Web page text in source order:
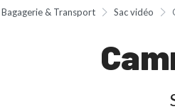
Bagagerie & Transport Sac vidéo